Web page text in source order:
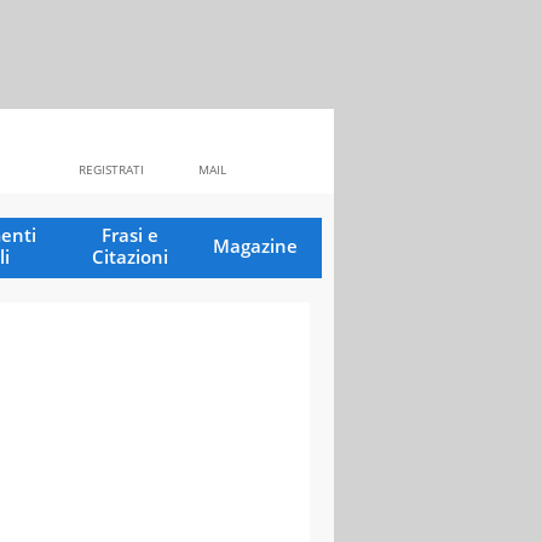
MAIL
REGISTRATI
Frasi e
Citazioni
Magazine